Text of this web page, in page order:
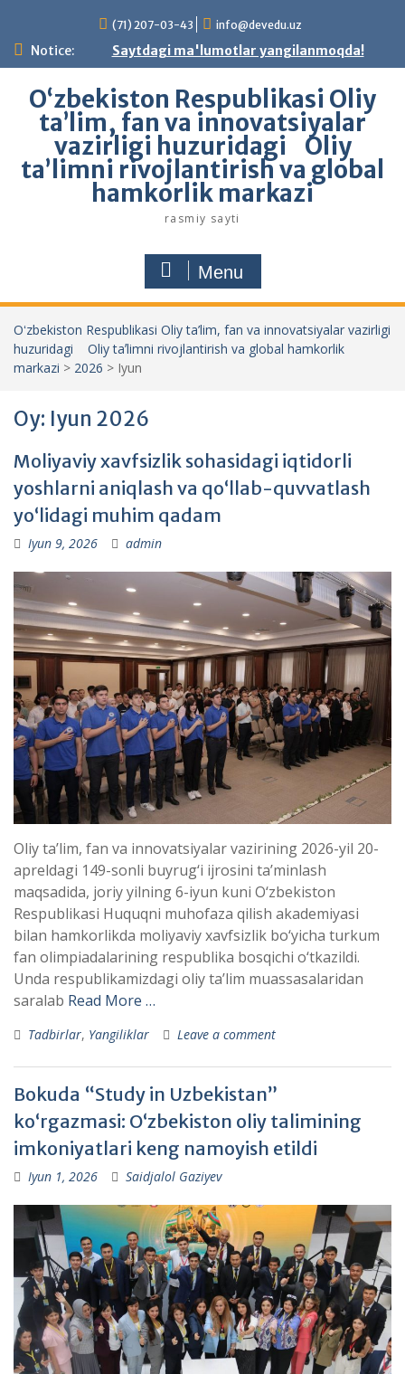
content
(71) 207-03-43 info@devedu.uz
Notice: Saytdagi ma'lumotlar yangilanmoqda!
Oʻzbekiston Respublikasi Oliy
ta’lim, fan va innovatsiyalar
vazirligi huzuridagi Oliy
taʼlimni rivojlantirish va global
hamkorlik markazi
rasmiy sayti
Menu
Oʻzbekiston Respublikasi Oliy ta’lim, fan va innovatsiyalar vazirligi
huzuridagi Oliy taʼlimni rivojlantirish va global hamkorlik
markazi > 2026 > Iyun
Oy: Iyun 2026
Moliyaviy xavfsizlik sohasidagi iqtidorli
yoshlarni aniqlash va qo‘llab-quvvatlash
yo‘lidagi muhim qadam
Iyun 9, 2026 admin
Oliy ta’lim, fan va innovatsiyalar vazirining 2026-yil 20-
apreldagi 149-sonli buyrug‘i ijrosini ta’minlash
maqsadida, joriy yilning 6-iyun kuni O‘zbekiston
Respublikasi Huquqni muhofaza qilish akademiyasi
bilan hamkorlikda moliyaviy xavfsizlik bo‘yicha turkum
fan olimpiadalarining respublika bosqichi o‘tkazildi.
Unda respublikamizdagi oliy ta’lim muassasalaridan
saralab Read More …
Tadbirlar, Yangiliklar Leave a comment
Bokuda “Study in Uzbekistan”
ko‘rgazmasi: O‘zbekiston oliy talimining
imkoniyatlari keng namoyish etildi
Iyun 1, 2026 Saidjalol Gaziyev